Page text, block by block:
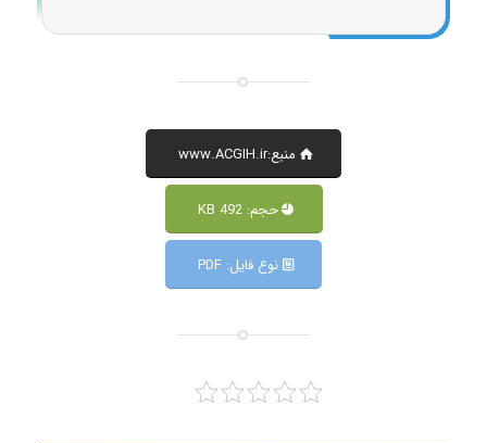
منبع:www.ACGIH.ir
حجم: 492 KB
نوع فایل: PDF